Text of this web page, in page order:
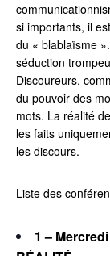
si importants, il
du « blablaïsme
séduction
Discoureurs,
du pouvoir des
mots. La réalité
les faits
les discours.
Liste des
1 –